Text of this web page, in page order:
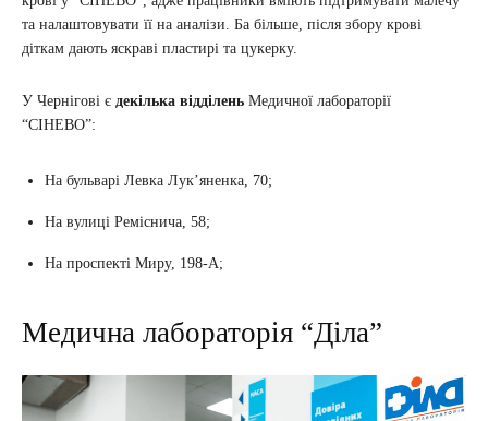
та налаштовувати її на аналізи. Ба більше, після збору крові
діткам дають яскраві пластирі та цукерку.
У Чернігові є декілька відділень Медичної лабораторії
“СІНЕВО”:
На бульварі Левка Лук’яненка, 70;
На вулиці Реміснича, 58;
На проспекті Миру, 198-А;
Медична лабораторія “Діла”